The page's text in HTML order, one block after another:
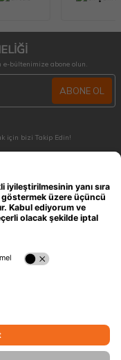
bültenimize abone olun.
ABONE OL
için bizi Takip Edin!
merak ettiğiniz tüm sorular ve